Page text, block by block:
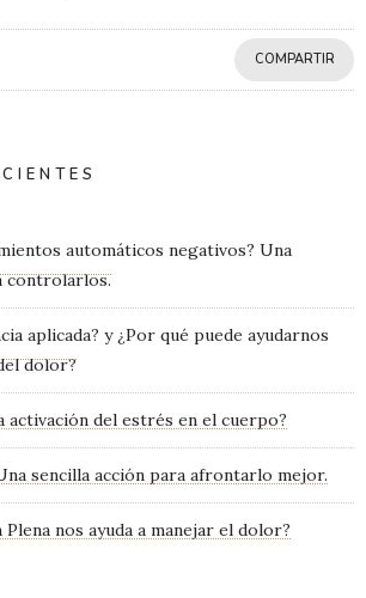
COMPARTIR
automáticos negativos? Una
controlarlos.
aplicada? y ¿Por qué puede ayudarnos
dolor?
activación del estrés en el cuerpo?
sencilla acción para afrontarlo mejor.
nos ayuda a manejar el dolor?